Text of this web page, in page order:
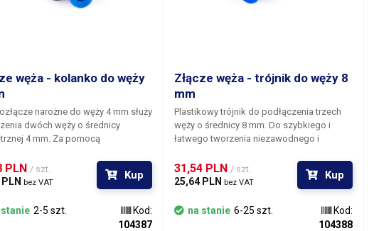
węża - kolanko do węży
narożne do węży 4 mm służy
dwóch węży o średnicy
4 mm. Za pomocą
utworzyć hermetyczne, a
łatwe do demontażu
bez użycia narzędzi i taśm
Szybkozłącza są
szczególnie do łączenia węży PE,
PLN / szt.
bez VAT
Kup
stanie 2-5 szt.
Kod:
104387
Złącze węża - trójnik do węży 8
mm
Plastikowy trójnik do podłączenia trzech
węży o średnicy 8 mm. Do szybkiego i
łatwego tworzenia niezawodnego i
dystrybucji powietrza. Produkt jest używany
wyłącznie do dystrybucji powietrza i
31,54 PLN / szt.
25,64 PLN bez VAT
Kup
na stanie 6-25 szt.
Kod:
104388